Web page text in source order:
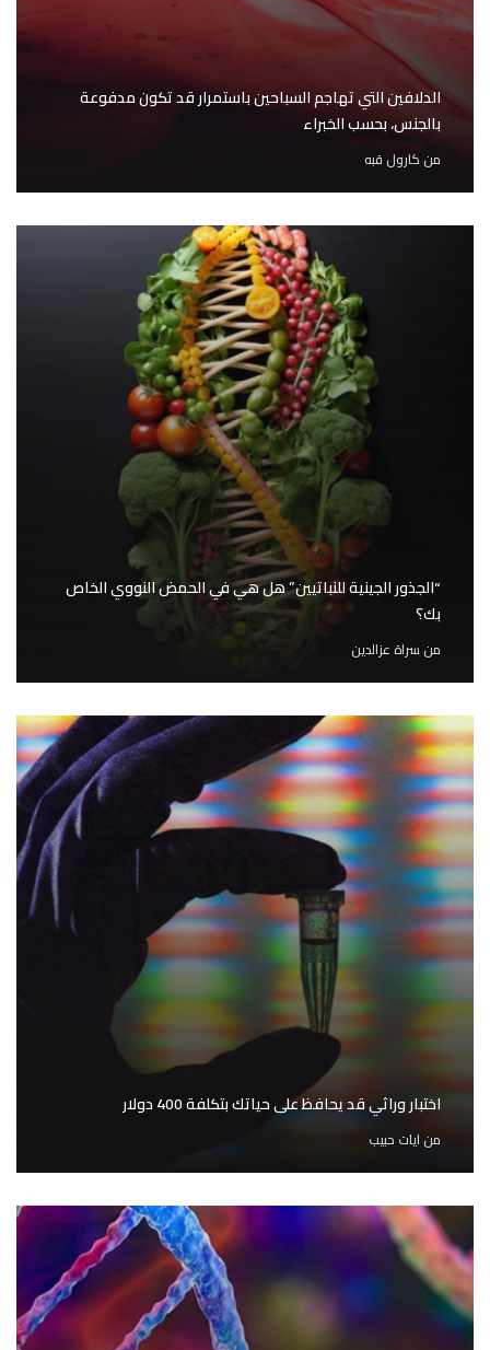
الدلافين التي تهاجم السباحين باستمرار قد تكون مدفوعة
بالجنس، بحسب الخبراء
من كارول قبه
“الجذور الجينية للنباتيين” هل هي في الحمض النووي الخاص
بك؟
من سراة عزالدين
اختبار وراثي قد يحافظ على حياتك بتكلفة 400 دولار
من ايات حبيب